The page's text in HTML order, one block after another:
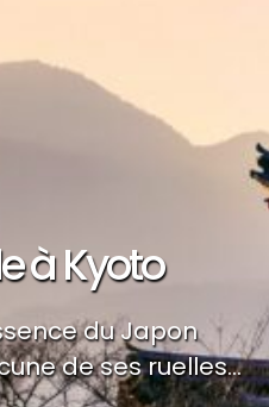
à Kyoto
du Japon
de ses ruelles...